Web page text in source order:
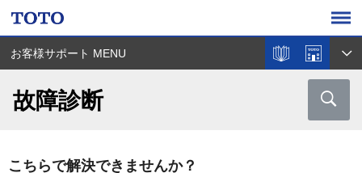
お客様サポート MENU
故障診断
こちらで解決できませんか？